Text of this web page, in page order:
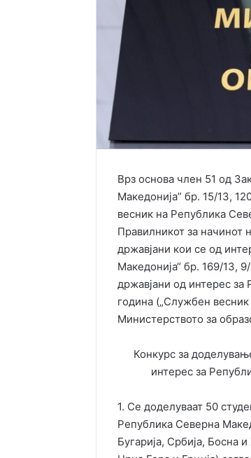
Врз основа член 51 од
Македонија” бр. 15/13,
весник на Република
Правилникот за начинот
државјани кои се од
Македонија“ бр. 169/13,
државјани од интерес
година („Службен
Министерството за
Конкурс за
интерес за
1. Се доделуваат 50
Република Северна
Бугарија, Србија, Босна